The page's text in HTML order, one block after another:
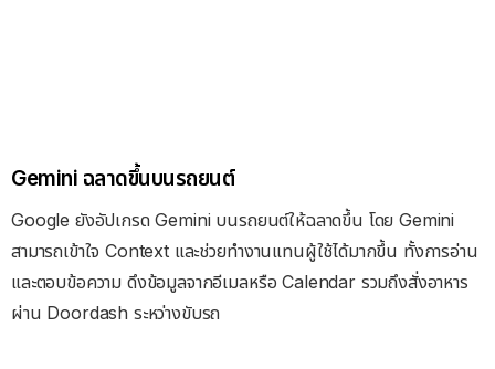
Gemini ฉลาดขึ้นบนรถยนต์
Google ยังอัปเกรด Gemini บนรถยนต์ให้ฉลาดขึ้น โดย Gemini
สามารถเข้าใจ Context และช่วยทำงานแทนผู้ใช้ได้มากขึ้น ทั้งการอ่าน
และตอบข้อความ ดึงข้อมูลจากอีเมลหรือ Calendar รวมถึงสั่งอาหาร
ผ่าน Doordash ระหว่างขับรถ